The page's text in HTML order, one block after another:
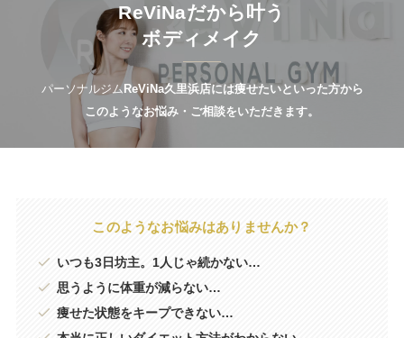
ReViNaだから叶う
ボディメイク
パーソナルジム ReViNa久里浜店には痩せたいといった方から
このようなお悩み・ご相談をいただきます。
このようなお悩みはありませんか？
いつも3日坊主。1人じゃ続かない…
思うように体重が減らない…
痩せた状態をキープできない…